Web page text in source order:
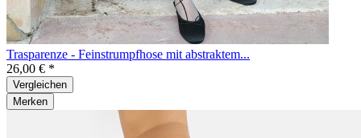
Trasparenze - Feinstrumpfhose mit abstraktem...
26,00 € *
Vergleichen
Merken